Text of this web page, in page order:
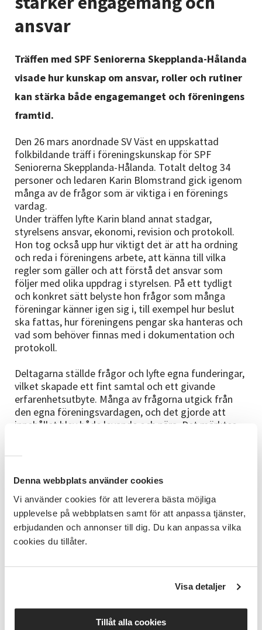
Denna webbplats använder cookies
Vi använder cookies för att leverera bästa möjliga
upplevelse på webbplatsen samt för att anpassa tjänster,
erbjudanden och annonser till dig. Du kan anpassa vilka
cookies du tillåter.
Visa detaljer
Tillåt alla cookies
Nyheter
ansvar
Träffen med SPF Seniorerna Skepplanda-Hålanda
visade hur kunskap om ansvar, roller och rutiner
kan stärka både engagemanget och föreningens
framtid.
Den 26 mars anordnade SV Väst en uppskattad
folkbildande träff i föreningskunskap för SPF
Seniorerna Skepplanda-Hålanda. Totalt deltog 34
personer och ledaren Karin Blomstrand gick igenom
många av de frågor som är viktiga i en förenings
vardag.
Under träffen lyfte Karin bland annat stadgar,
styrelsens ansvar, ekonomi, revision och protokoll.
Hon tog också upp hur viktigt det är att ha ordning
och reda i föreningens arbete, att känna till vilka
regler som gäller och att förstå det ansvar som
följer med olika uppdrag i styrelsen. På ett tydligt
och konkret sätt belyste hon frågor som många
föreningar känner igen sig i, till exempel hur beslut
ska fattas, hur föreningens pengar ska hanteras och
vad som behöver finnas med i dokumentation och
protokoll.
Deltagarna ställde frågor och lyfte egna funderingar,
vilket skapade ett fint samtal och ett givande
erfarenhetsutbyte. Många av frågorna utgick från
den egna föreningsvardagen, och det gjorde att
innehållet blev både levande och nära. Det märktes
Träffen visade tydligt att föreningskunskap handlar
om mer än regler och formalia. I grunden handlar det
om förtroende, delaktighet och ansvar. När roller
och rutiner är tydliga blir det lättare för fler att
engagera sig, och föreningen står starkare inför
framtiden.